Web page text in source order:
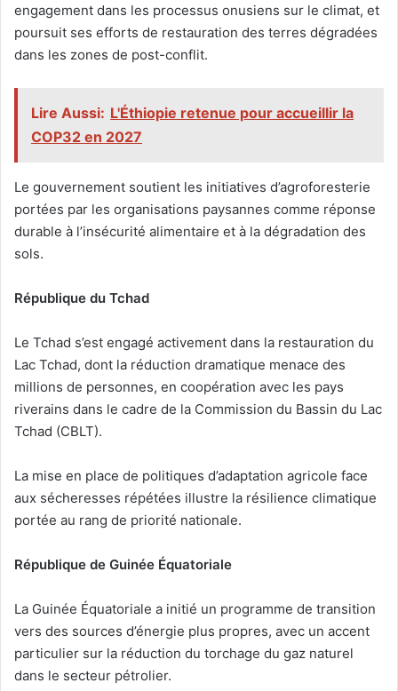
engagement dans les processus onusiens sur le climat, et
poursuit ses efforts de restauration des terres dégradées
dans les zones de post-conflit.
Lire Aussi: L'Éthiopie retenue pour accueillir la
COP32 en 2027
Le gouvernement soutient les initiatives d’agroforesterie
portées par les organisations paysannes comme réponse
durable à l’insécurité alimentaire et à la dégradation des
sols.
République du Tchad
Le Tchad s’est engagé activement dans la restauration du
Lac Tchad, dont la réduction dramatique menace des
millions de personnes, en coopération avec les pays
riverains dans le cadre de la Commission du Bassin du Lac
Tchad (CBLT).
La mise en place de politiques d’adaptation agricole face
aux sécheresses répétées illustre la résilience climatique
portée au rang de priorité nationale.
République de Guinée Équatoriale
La Guinée Équatoriale a initié un programme de transition
vers des sources d’énergie plus propres, avec un accent
particulier sur la réduction du torchage du gaz naturel
dans le secteur pétrolier.